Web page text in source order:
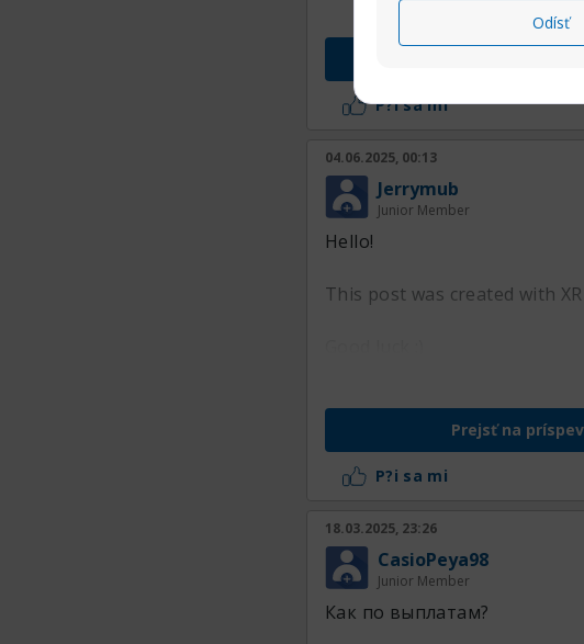
Odísť
P?i sa mi
04.06.2025, 00:13
Jerrymub
Junior Member
Hello!
This post was created with
Prejsť na
P?i sa mi
18.03.2025, 23:26
CasioPeya98
Junior Member
Как по выплатам?